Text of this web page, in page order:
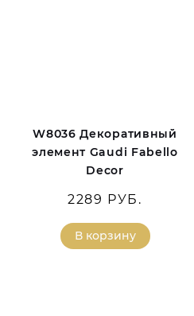
W8036 Декоративный
элемент Gaudi Fabello
Decor
2289 РУБ.
В корзину